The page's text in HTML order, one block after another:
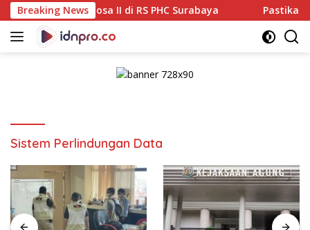
Langsung
ke
konten
Breaking News
II di RS PHC Surabaya Pastikan Pekayanan
Sistem Perlindungan Data